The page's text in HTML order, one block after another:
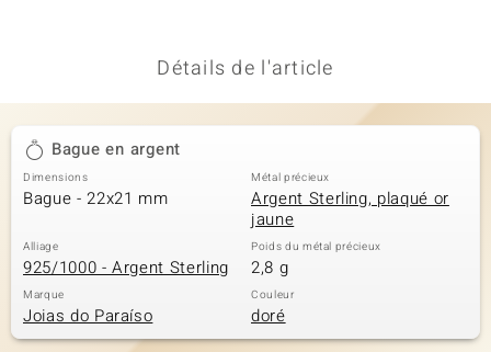
Détails de l'article
Bague en argent
Dimensions
Bague - 22x21 mm
Métal précieux
Argent Sterling, plaqué or
jaune
Alliage
925/1000 - Argent Sterling
Poids du métal précieux
2,8 g
Marque
Joias do Paraíso
Couleur
doré